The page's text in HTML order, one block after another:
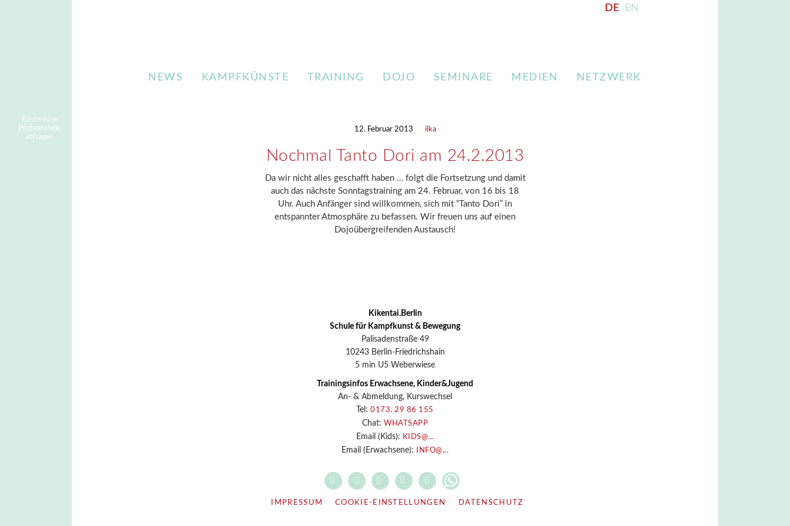
NEWS KAMPFKÜNSTE TRAINING DOJO SEMINARE MEDIEN NETZWERK
12. Februar 2013 ilka
Nochmal Tanto Dori am 24.2.2013
Da wir nicht alles geschafft haben … folgt die Fortsetzung und damit
auch das nächste Sonntagstraining am 24. Februar, von 16 bis 18
Uhr. Auch Anfänger sind willkommen, sich mit “Tanto Dori” in
entspannter Atmosphäre zu befassen. Wir freuen uns auf einen
Dojoübergreifenden Austausch!
Kikentai.Berlin
Schule für Kampfkunst & Bewegung
Palisadenstraße 49
10243 Berlin-Friedrichshain
5 min U5 Weberwiese
Trainingsinfos Erwachsene, Kinder&Jugend
An- & Abmeldung, Kurswechsel
Tel:0173. 29 86 155
Chat: WHATSAPP
Email (Kids): KIDS@...
Email (Erwachsene): INFO@...
IMPRESSUM COOKIE-EINSTELLUNGEN DATENSCHUTZ
DE EN
Kostenlose
Probestunde
anfragen